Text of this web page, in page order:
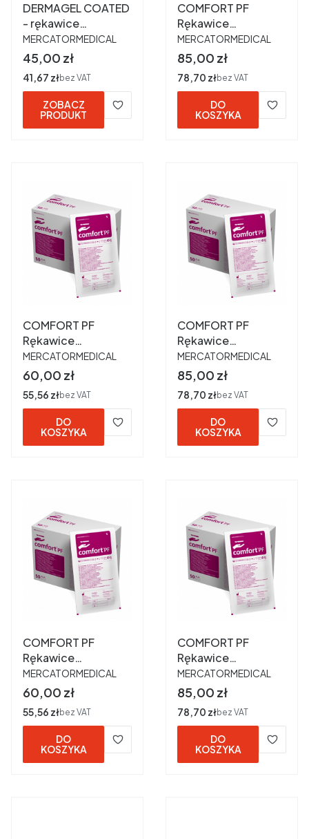
DERMAGEL COATED
- rękawice
lateksowe
bezpudrowe M a
100 szt.
PRODUCENT
MERCATORMEDICAL
Cena
45,00 zł
Cena
41,67 złbez VAT
ZOBACZ
PRODUKT
COMFORT PF
Rękawice
chirurgiczne
lateksowe
bezpudrowe 6,5 a
50 par
PRODUCENT
MERCATORMEDICAL
Cena
85,00 zł
Cena
78,70 złbez VAT
DO
KOSZYKA
COMFORT PF
Rękawice
chirurgiczne
lateksowe
bezpudrowe 6,5 a
50 par OUTLET
PRODUCENT
MERCATORMEDICAL
Cena
60,00 zł
Cena
55,56 złbez VAT
DO
KOSZYKA
COMFORT PF
Rękawice
chirurgiczne
lateksowe
bezpudrowe 7,0 a
50 par
PRODUCENT
MERCATORMEDICAL
Cena
85,00 zł
Cena
78,70 złbez VAT
DO
KOSZYKA
COMFORT PF
Rękawice
chirurgiczne
lateksowe
bezpudrowe 7,0 a
50 par OUTLET
PRODUCENT
MERCATORMEDICAL
Cena
60,00 zł
Cena
55,56 złbez VAT
DO
KOSZYKA
COMFORT PF
Rękawice
chirurgiczne
lateksowe
bezpudrowe 7,5 a
50 par
PRODUCENT
MERCATORMEDICAL
Cena
85,00 zł
Cena
78,70 złbez VAT
DO
KOSZYKA